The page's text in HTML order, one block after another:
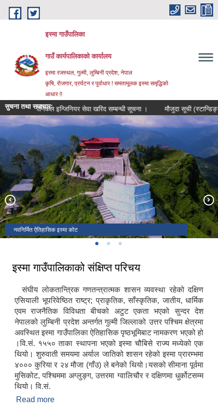
Skip to main content
इस्मा गाउँपालिका
गाउँ कार्यपालिकाको कार्यालय
इस्मा रजस्थल, गुल्मी, लुम्बिनी प्रदेश, नेपाल
कृषि, रोजगार, प्रर्यटन र पुर्वाधार ! समतामूलक इस्मा समृद्धिको
आधार !!
सुचना तथा समाचारः
मेकानिकल इन्जिनियर सेवा खरिद सम्बन्धी सूचना । मौजुदा सूची (स्टान्डिङ्ग लिष्ट)
नवनिर्मित ऐतिहासिक इस्मा कोट
इस्मा गाउँपालिको कार्यालय
चापटारी फाट
इस्मा गाउँपालिकाको संक्षिप्त परिचय
संघीय लोकतान्त्रिक गणतन्त्रात्मक शासन व्यवस्था रहेको दक्षिण
एसियाली भूपरिवेष्ठित राष्ट्र; प्राकृतिक, साँस्कृतिक, जातीय, धार्मिक
एवम राजनैतिक विविधता बीचको अटुट एकता भएको सुन्दर देश
नेपालको लुम्बिनी प्रदेश अन्तर्गत गुल्मी जिल्लाको उत्तर पश्चिम क्षेत्रमा
अवस्थित इस्मा गाउँपालिका ऐतिहासिक पृष्ठभूमिबाट नामकरण भएको हो
।वि.सं. १५५० ताका स्थापना भएको इस्मा चौबिसे राज्य मध्येको एक
थियो। शुरुवाती समयमा अर्याल जातिको शासन रहेको इस्मा प्रारम्भमा
४००० कुरिया र २४ मौजा (गाँउ) ले बनेको थियो।यसको सीमाना पूर्वमा
मुसिकोट, पश्चिममा अग्लुङ्ग, उत्तरमा ग्वालिचौर र दक्षिणमा धुर्कोटसम्म
थियो। वि.सं.
Read more